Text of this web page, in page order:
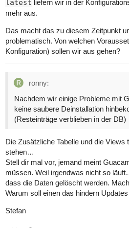
latest liefern wir in der
mehr aus.
Das macht das zu diesem Zeitpunkt
problematisch. Von welchen
Konfiguration) sollen wir aus gehen?
ronny:
Nachdem wir einige Probleme mit
keine saubere Deinstallation
(Resteinträge verblieben in der DB)
Die Zusätzliche Tabelle und die Views
stehen…
Stell dir mal vor, jemand meint
müssen. Weil irgendwas nicht so
dass die Daten gelöscht werden.
Warum soll einen das hindern
Stefan